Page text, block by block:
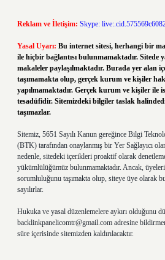
Reklam ve İletişim: Skype:
Yasal Uyarı: Bu internet sitesi, herhangi bir
ile hiçbir bağlantısı bulunmamaktadır. Sitede
makaleler paylaşılmaktadır. Burada yer alan
taşımamakta olup, gerçek kurum ve kişiler
yapılmamaktadır. Gerçek kurum ve kişiler ile
tesadüfidir. Sitemizdeki bilgiler taslak
taşımazlar.
Sitemiz, 5651 Sayılı Kanun gereğince Bilgi
(BTK) tarafından onaylanmış bir Yer Sağlayıcı
nedenle, sitedeki içerikleri proaktif olarak
yükümlülüğümüz bulunmamaktadır. Ancak,
sorumluluğunu taşımakta olup, siteye üye olarak
sayılırlar.
Hukuka ve yasal düzenlemelere aykırı olduğunu
backlinkpanelicomtr@gmail.com adresine
süre içerisinde sitemizden kaldırılacaktır.